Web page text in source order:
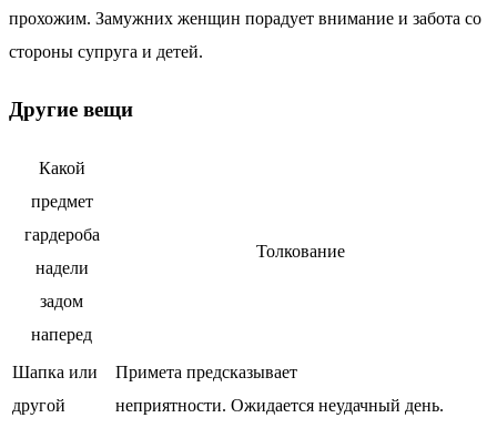
прохожим. Замужних женщин порадует внимание и забота со
стороны супруга и детей.
Другие вещи
Какой
предмет
гардероба
надели
задом
наперед
Толкование
Шапка или
другой
Примета предсказывает
неприятности. Ожидается неудачный день.